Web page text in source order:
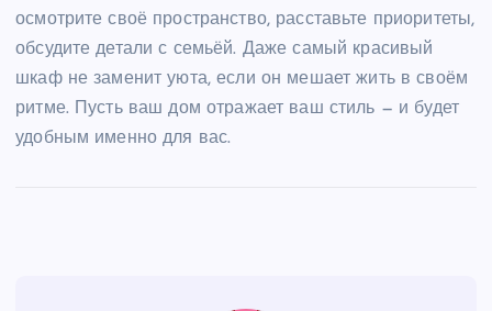
осмотрите своё пространство, расставьте приоритеты,
обсудите детали с семьёй. Даже самый красивый
шкаф не заменит уюта, если он мешает жить в своём
ритме. Пусть ваш дом отражает ваш стиль — и будет
удобным именно для вас.